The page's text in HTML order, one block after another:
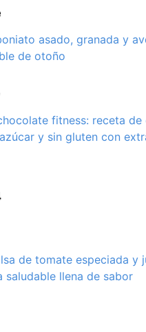
asado, granada y
de otoño
fitness: receta de
y sin gluten con
de tomate especiada y
saludable llena de sabor